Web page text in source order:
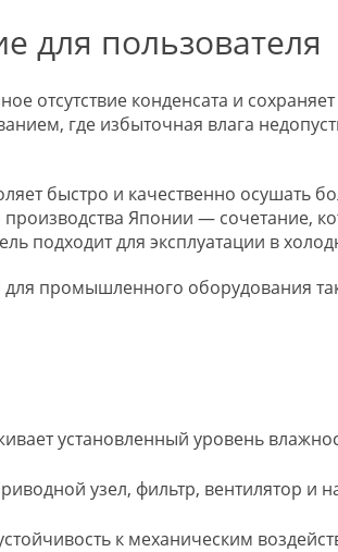
для пользователя
отсутствие конденсата и
где избыточная влага
быстро и качественно осушать
Японии — сочетание,
подходит для эксплуатации в
промышленного оборудования
установленный уровень
узел, фильтр, вентилятор и
к механическим